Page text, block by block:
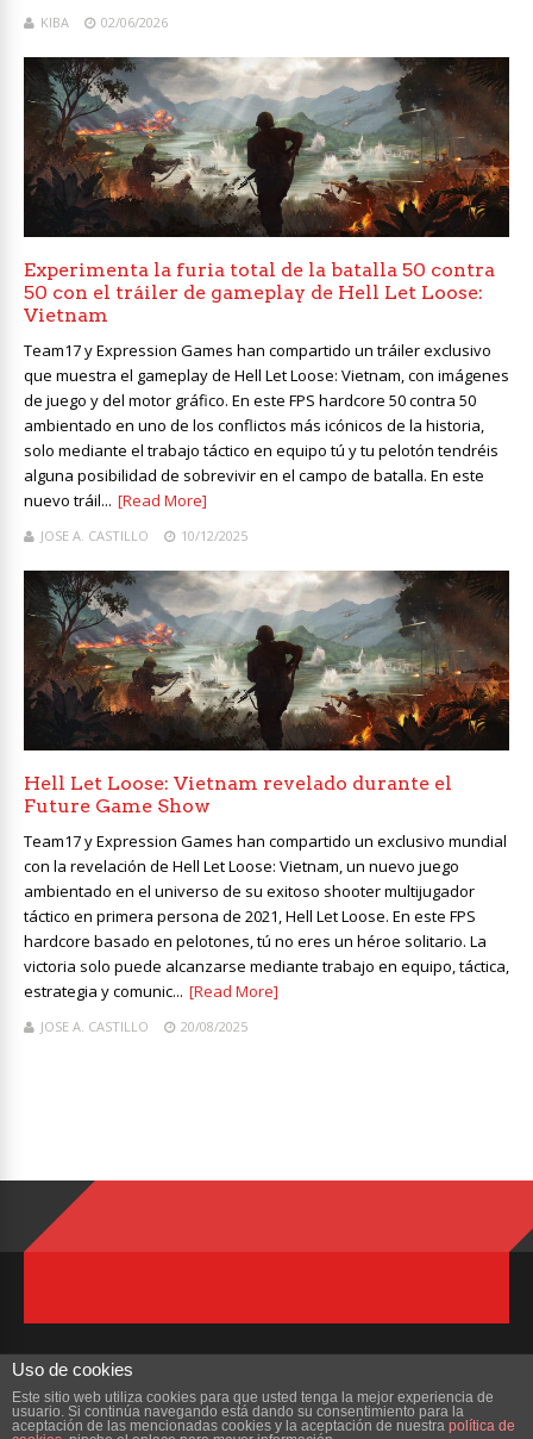
KIBA 02/06/2026
Experimenta la furia total de la batalla 50 contra
50 con el tráiler de gameplay de Hell Let Loose:
Vietnam
Team17 y Expression Games han compartido un tráiler exclusivo
que muestra el gameplay de Hell Let Loose: Vietnam, con imágenes
de juego y del motor gráfico. En este FPS hardcore 50 contra 50
ambientado en uno de los conflictos más icónicos de la historia,
solo mediante el trabajo táctico en equipo tú y tu pelotón tendréis
alguna posibilidad de sobrevivir en el campo de batalla. En este
nuevo tráil... [Read More]
JOSE A. CASTILLO 10/12/2025
Hell Let Loose: Vietnam revelado durante el
Future Game Show
Team17 y Expression Games han compartido un exclusivo mundial
con la revelación de Hell Let Loose: Vietnam, un nuevo juego
ambientado en el universo de su exitoso shooter multijugador
táctico en primera persona de 2021, Hell Let Loose. En este FPS
hardcore basado en pelotones, tú no eres un héroe solitario. La
victoria solo puede alcanzarse mediante trabajo en equipo, táctica,
estrategia y comunic... [Read More]
JOSE A. CASTILLO 20/08/2025
Copyright © 2023 ZonaMMORPG.com. Todos los derechos reservados
Uso de cookies
Este sitio web utiliza cookies para que usted tenga la mejor experiencia de
usuario. Si continúa navegando está dando su consentimiento para la
aceptación de las mencionadas cookies y la aceptación de nuestra política de